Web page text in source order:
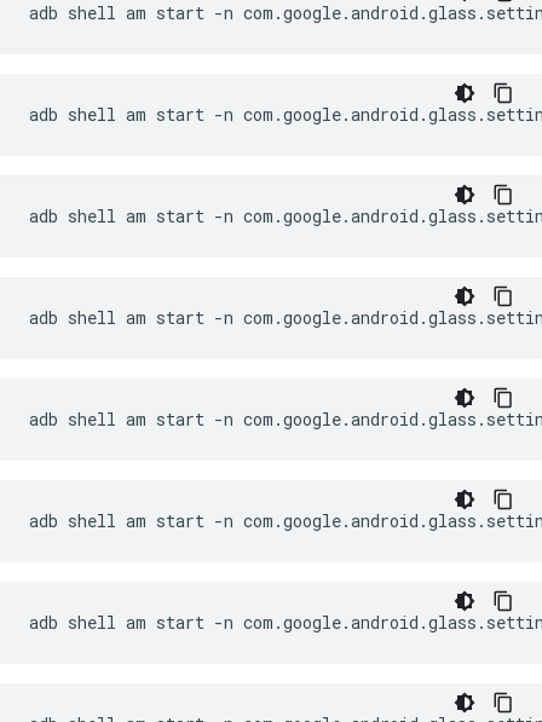
adb shell am start -n
adb shell am start -n
adb shell am start -n
adb shell am start -n
adb shell am start -n
adb shell am start -n
adb shell am start -n